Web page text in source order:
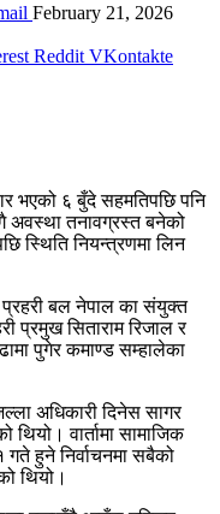
February 21, 2026
Reddit VKontakte
भएको ६ बुँदे सहमतिपछि पनि
अवस्था तनावग्रस्त बनेको
स्थिति नियन्त्रणमा लिन
बल नेपाल का संयुक्त
प्रमुख सिताराम रिजाल र
पुगेर कमाण्ड सम्हालेका
अधिकारी दिनेस सागर
वार्तामा सामाजिक
हुने निर्वाचनमा सबैको
थियो।